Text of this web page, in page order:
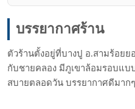
บรรยากาศร้าน
ตัวร้านตั้งอยู่ที่บางปู อ.สามร้อย
กับชายคลอง มีภูเขาล้อมรอบแบ
สบายตลอดวัน บรรยากาศดีมากๆ